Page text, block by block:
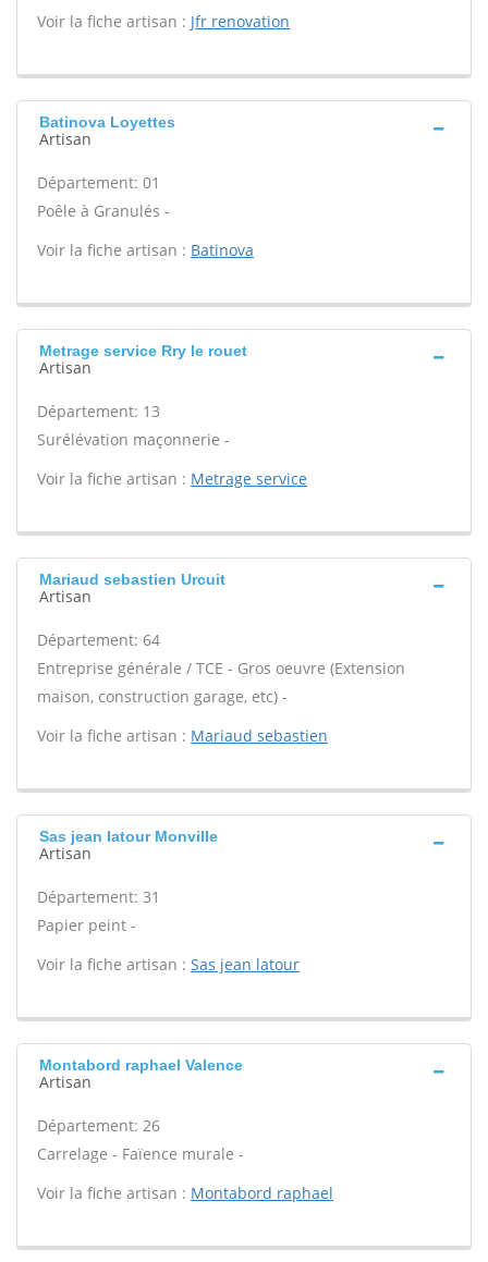
Voir la fiche artisan : Jfr renovation
Batinova Loyettes
Artisan
Département: 01
Poêle à Granulés -
Voir la fiche artisan : Batinova
Metrage service Rry le rouet
Artisan
Département: 13
Surélévation maçonnerie -
Voir la fiche artisan : Metrage service
Mariaud sebastien Urcuit
Artisan
Département: 64
Entreprise générale / TCE - Gros oeuvre (Extension
maison, construction garage, etc) -
Voir la fiche artisan : Mariaud sebastien
Sas jean latour Monville
Artisan
Département: 31
Papier peint -
Voir la fiche artisan : Sas jean latour
Montabord raphael Valence
Artisan
Département: 26
Carrelage - Faïence murale -
Voir la fiche artisan : Montabord raphael